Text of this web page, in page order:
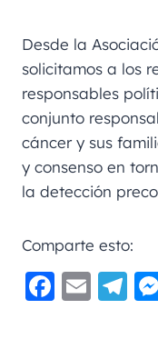
Desde la
solicitamos a los
responsables
conjunto
cáncer y sus
y consenso en
la detección
Comparte esto:
F
E
Te